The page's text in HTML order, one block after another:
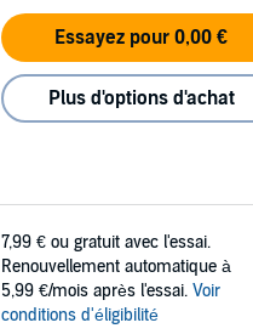
Essayez pour 0,00 €
Plus d'options d'achat
7,99 € ou gratuit avec l'essai.
Renouvellement automatique à
5,99 €/mois après l'essai. Voir
conditions d'éligibilité